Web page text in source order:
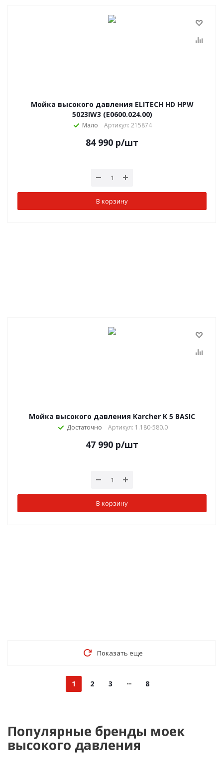
Мойка высокого давления ELITECH HD HPW
5023IW3 (E0600.024.00)
Мало Артикул: 215874
84 990 р/шт
В корзину
Мойка высокого давления Karcher K 5 BASIC
Достаточно Артикул: 1.180-580.0
47 990 р/шт
В корзину
Показать еще
1 2 3 8
Популярные бренды моек
высокого давления